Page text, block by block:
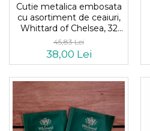
Cutie metalica embosata
cu asortiment de ceaiuri,
Whittard of Chelsea, 32
plicuri
45,83 Lei
38,00 Lei